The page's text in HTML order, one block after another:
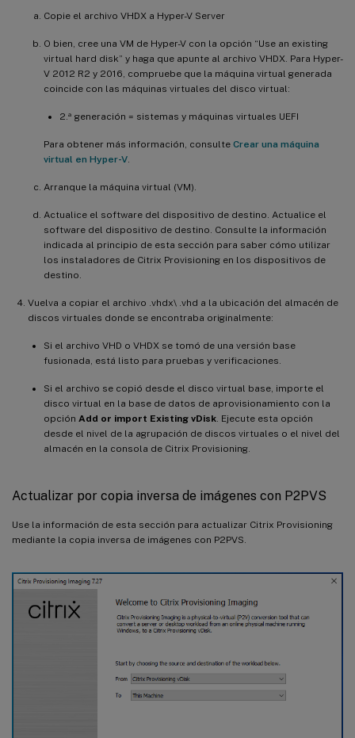
Copie el archivo VHDX a Hyper-V Server
O bien, cree una VM de Hyper-V con la opción “Use an existing
virtual hard disk” y haga que apunte al archivo VHDX. Para Hyper-
V 2012 R2 y 2016, compruebe que la máquina virtual generada
coincide con las máquinas virtuales del disco virtual:
2.ª generación = sistemas y máquinas virtuales UEFI
Para obtener más información, consulte Crear una máquina
virtual en Hyper-V
Arranque la máquina virtual (VM).
Actualice el software del dispositivo de destino. Actualice el
software del dispositivo de destino. Consulte la información
indicada al principio de esta sección para saber cómo utilizar
los instaladores de Citrix Provisioning en los dispositivos de
destino.
Vuelva a copiar el archivo .vhdx\ .vhd a la ubicación del almacén de
discos virtuales donde se encontraba originalmente:
Si el archivo VHD o VHDX se tomó de una versión base
fusionada, está listo para pruebas y verificaciones.
Si el archivo se copió desde el disco virtual base, importe el
disco virtual en la base de datos de aprovisionamiento con la
opción Add or import Existing vDisk . Ejecute esta opción
desde el nivel de la agrupación de discos virtuales o el nivel del
almacén en la consola de Citrix Provisioning.
Actualizar por copia inversa de imágenes con P2PVS
Use la información de esta sección para actualizar Citrix Provisioning
mediante la copia inversa de imágenes con P2PVS.